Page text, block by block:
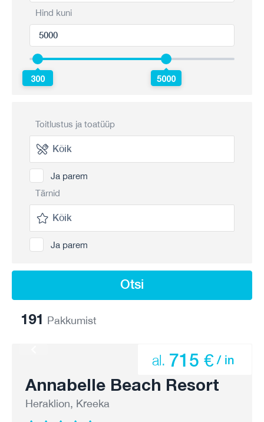
Hind kuni
300 5000
Toitlustus ja toatüüp
Ja parem
Tärnid
Ja parem
Otsi
191 Pakkumist
Annabelle Beach Resort
Heraklion, Kreeka
al. 715 € / in